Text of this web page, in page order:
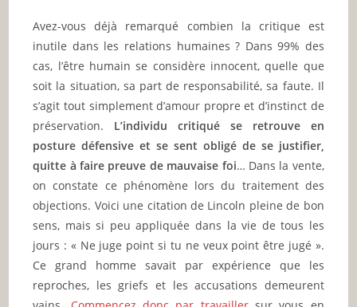
Avez-vous déjà remarqué combien la critique est
inutile dans les relations humaines ? Dans 99% des
cas, l’être humain se considère innocent, quelle que
soit la situation, sa part de responsabilité, sa faute. Il
s’agit tout simplement d’amour propre et d’instinct de
préservation. L’individu critiqué se retrouve en
posture défensive et se sent obligé de se justifier,
quitte à faire preuve de mauvaise foi… Dans la vente,
on constate ce phénomène lors du traitement des
objections. Voici une citation de Lincoln pleine de bon
sens, mais si peu appliquée dans la vie de tous les
jours : « Ne juge point si tu ne veux point être jugé ».
Ce grand homme savait par expérience que les
reproches, les griefs et les accusations demeurent